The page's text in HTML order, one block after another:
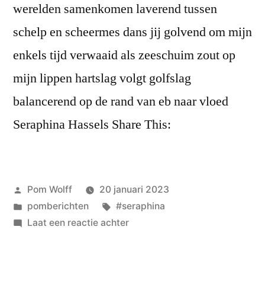
werelden samenkomen laverend tussen
schelp en scheermes dans jij golvend om mijn
enkels tijd verwaaid als zeeschuim zout op
mijn lippen hartslag volgt golfslag
balancerend op de rand van eb naar vloed
Seraphina Hassels Share This:
Geplaatst
door
Pom Wolff
20 januari 2023
Geplaatst
in
pomberichten Tags:
#seraphina
Laat een reactie achterop